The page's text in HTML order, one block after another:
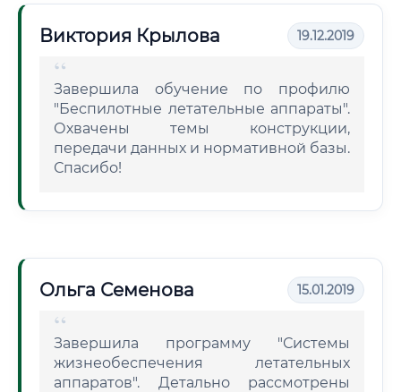
Виктория Крылова 19.12.2019
Завершила обучение по профилю
"Беспилотные летательные аппараты".
Охвачены темы конструкции,
передачи данных и нормативной базы.
Спасибо!
Ольга Семенова 15.01.2019
Завершила программу "Системы
жизнеобеспечения летательных
аппаратов". Детально рассмотрены